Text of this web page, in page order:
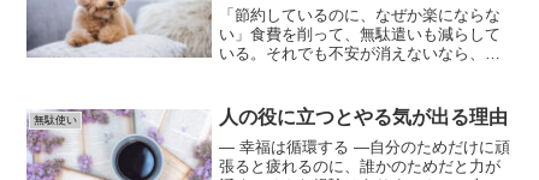
「節約しているのに、なぜか楽にならな
い」食費を削って、無駄遣いも減らして
いる。それでも不安が消えないなら、原
ますが、本当に削るべきはそこではあり
ません。 放置されてい...
無駄使い 人の役に立つとやる気が出る理由
― 幸福は循環する ―自分のためだけに頑
張ると疲れるのに、誰かのためだと力が